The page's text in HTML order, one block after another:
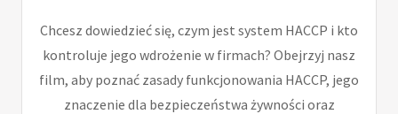
Chcesz dowiedzieć się, czym jest system HACCP i kto
kontroluje jego wdrożenie w firmach? Obejrzyj nasz
film, aby poznać zasady funkcjonowania HACCP, jego
znaczenie dla bezpieczeństwa żywności oraz